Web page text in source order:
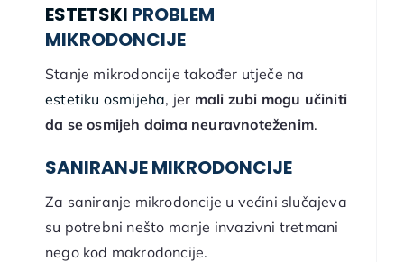
ESTETSKI PROBLEM
MIKRODONCIJE
Stanje mikrodoncije također utječe na
estetiku osmijeha, jer mali zubi mogu učiniti
da se osmijeh doima neuravnoteženim.
SANIRANJE MIKRODONCIJE
Za saniranje mikrodoncije u većini slučajeva
su potrebni nešto manje invazivni tretmani
nego kod makrodoncije.